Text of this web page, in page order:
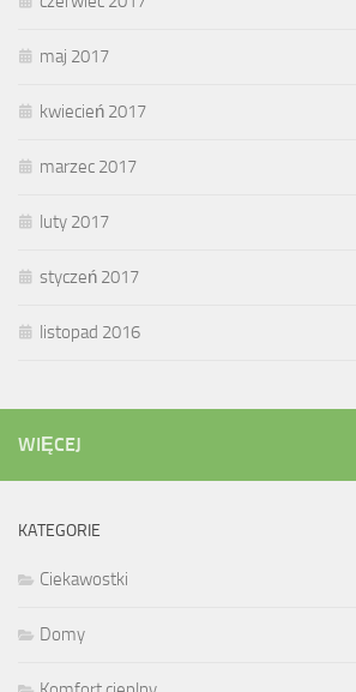
maj 2017
kwiecień 2017
marzec 2017
luty 2017
styczeń 2017
listopad 2016
WIĘCEJ
KATEGORIE
Ciekawostki
Domy